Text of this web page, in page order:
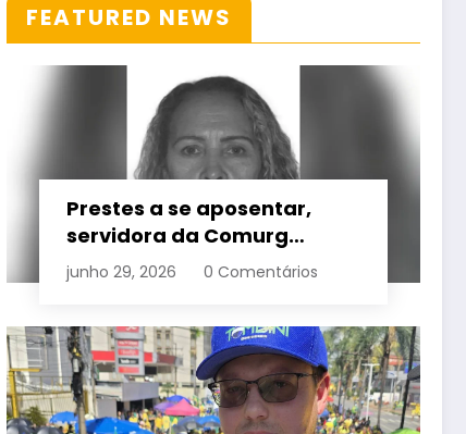
FEATURED NEWS
Prestes a se aposentar,
servidora da Comurg
atropelada por bêbado
entra em protocolo de
junho 29, 2026 0 Comentários